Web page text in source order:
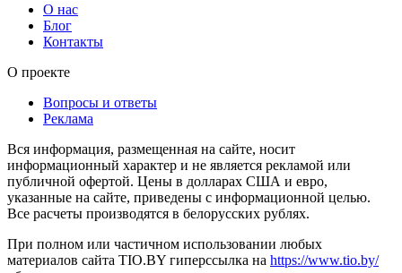
О нас
Блог
Контакты
О проекте
Вопросы и ответы
Реклама
Вся информация, размещенная на сайте, носит
информационный характер и не является рекламой или
публичной офертой. Цены в долларах США и евро,
указанные на сайте, приведены с информационной целью.
Все расчеты производятся в белорусских рублях.
При полном или частичном использовании любых
материалов сайта TIO.BY гиперссылка на https://www.tio.by/